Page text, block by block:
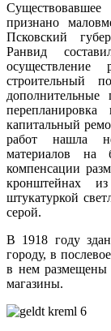
признано
Псковский
Ранвид
осуществление
строительный
капитальный
работ нашла
материалов на
компенсации
кронштейнах
штукатуркой
серой.
В 1918 году
городу, в
в нем размещены
магазины.